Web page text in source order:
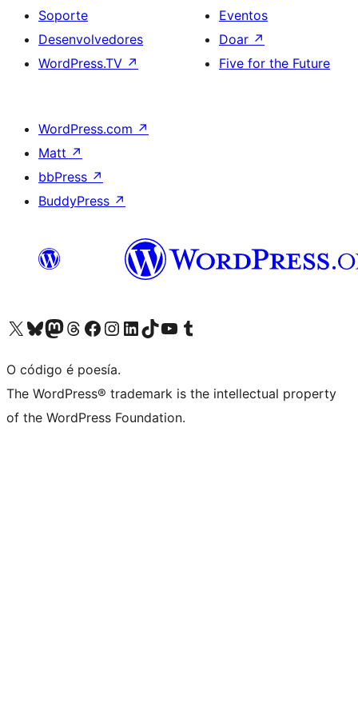
Soporte
Desenvolvedores
WordPress.TV ↗
Eventos
Doar ↗
Five for the Future
WordPress.com ↗
Matt ↗
bbPress ↗
BuddyPress ↗
Visita la cuenta de X (anteriormente Twitter)
Visita a nosa conta de Bluesky
Visita a nosa conta de Mastodon
Visita a nosa conta de Threads
Visita a nosa páxina de Facebook
Visita a nosa conta de Instagram
Visita a nosa conta de LinkedIn
Visita a nosa conta de TikTok
Visita a nosa canle de YouTube
Visita a nosa conta de Tumblr
O código é poesía.
The WordPress® trademark is the intellectual property
of the WordPress Foundation.